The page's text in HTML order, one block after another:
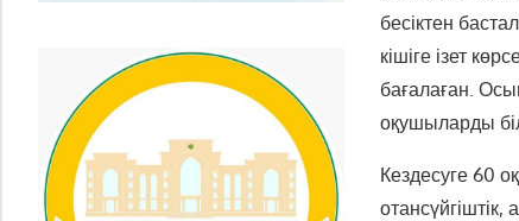
бесіктен
кішіге ізет
бағалаған.
оқушыларды
Кездесуге 60